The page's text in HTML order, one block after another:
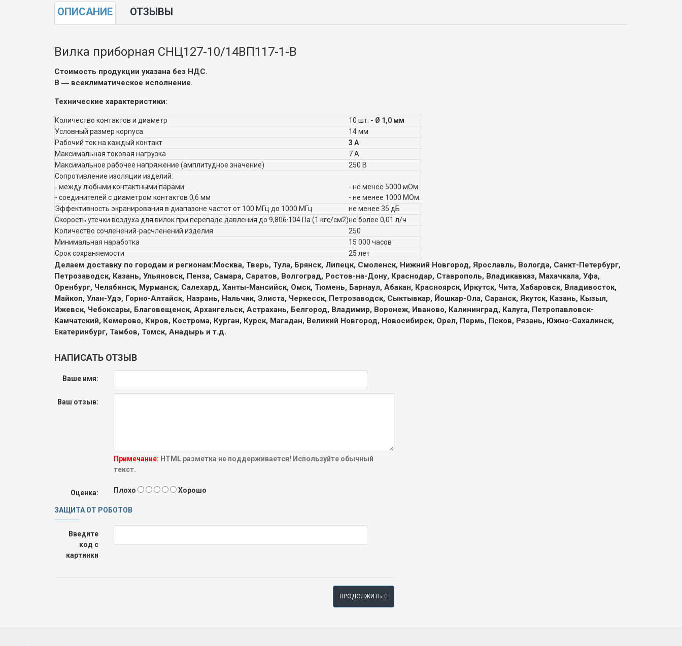
ОПИСАНИЕ ОТЗЫВЫ
Вилка приборная СНЦ127-10/14ВП117-1-В
Стоимость продукции указана без НДС.
В ― всеклиматическое исполнение.
Технические характеристики:
Количество контактов и диаметр 10 шт. - Ø 1,0 мм
Условный размер корпуса
14 мм
Рабочий ток на каждый контакт
3 А
Максимальная токовая нагрузка
7 А
Максимальное рабочее напряжение (амплитудное значение)
250 В
Сопротивление изоляции изделий:
- между любыми контактными парами
- соединителей с диаметром контактов 0,6 мм
- не менее 5000 мОм
- не менее 1000 МОм.
Эффективность экранирования в диапазоне частот от 100 МГц до 1000 МГц
не менее 35 дБ
Скорость утечки воздуха для вилок при перепаде давления до 9,806·104 Па (1 кгс/см2)не более 0,01 л/ч
Количество сочленений-расчленений изделия
250
Минимальная наработка
15 000 часов
Срок сохраняемости
25 лет
Делаем доставку по городам и регионам:Москва, Тверь, Тула, Брянск, Липецк, Смоленск, Нижний Новгород, Ярославль, Вологда, Санкт-Петербург,
Петрозаводск, Казань, Ульяновск, Пенза, Самара, Саратов, Волгоград, Ростов-на-Дону, Краснодар, Ставрополь, Владикавказ, Махачкала, Уфа,
Оренбург, Челябинск, Мурманск, Салехард, Ханты-Мансийск, Омск, Тюмень, Барнаул, Абакан, Красноярск, Иркутск, Чита, Хабаровск, Владивосток,
Майкоп, Улан-Удэ, Горно-Алтайск, Назрань, Нальчик, Элиста, Черкесск, Петрозаводск, Сыктывкар, Йошкар-Ола, Саранск, Якутск, Казань, Кызыл,
Ижевск, Чебоксары, Благовещенск, Архангельск, Астрахань, Белгород, Владимир, Воронеж, Иваново, Калининград, Калуга, Петропавловск-
Камчатский, Кемерово, Киров, Кострома, Курган, Курск, Магадан, Великий Новгород, Новосибирск, Орел, Пермь, Псков, Рязань, Южно-Сахалинск,
Екатеринбург, Тамбов, Томск, Анадырь и т.д.
НАПИСАТЬ ОТЗЫВ
Ваше имя:
Ваш отзыв:
Примечание: HTML разметка не поддерживается! Используйте обычный
текст.
Оценка: Плохо Хорошо
ЗАЩИТА ОТ РОБОТОВ
Введите
код с
картинки
ПРОДОЛЖИТЬ